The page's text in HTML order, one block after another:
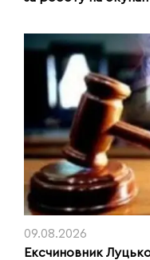
09.08.2026
Ексчиновник